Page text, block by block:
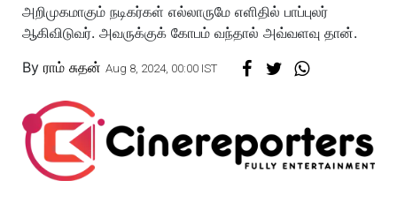
அறிமுகமாகும் நடிகர்கள் எல்லாருமே எளிதில் பாப்புலர்
ஆகிவிடுவர். அவருக்குக் கோபம் வந்தால் அவ்வளவு தான்.
By ராம் சுதன் Aug 8, 2024, 00:00 IST